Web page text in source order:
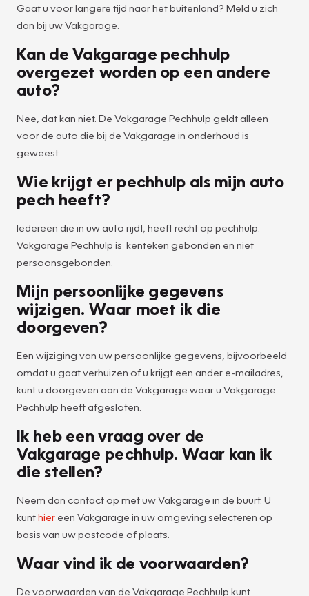
Gaat u voor langere tijd naar het buitenland? Meld u zich
dan bij uw Vakgarage.
Kan de Vakgarage pechhulp
overgezet worden op een andere
auto?
Nee, dat kan niet. De Vakgarage Pechhulp geldt alleen
voor de auto die bij de Vakgarage in onderhoud is
geweest.
Wie krijgt er pechhulp als mijn auto
pech heeft?
Iedereen die in uw auto rijdt, heeft recht op pechhulp.
Vakgarage Pechhulp is kenteken gebonden en niet
persoonsgebonden.
Mijn persoonlijke gegevens
wijzigen. Waar moet ik die
doorgeven?
Een wijziging van uw persoonlijke gegevens, bijvoorbeeld
omdat u gaat verhuizen of u krijgt een ander e-mailadres,
kunt u doorgeven aan de Vakgarage waar u Vakgarage
Pechhulp heeft afgesloten.
Ik heb een vraag over de
Vakgarage pechhulp. Waar kan ik
die stellen?
Neem dan contact op met uw Vakgarage in de buurt. U
kunthier een Vakgarage in uw omgeving selecteren op
basis van uw postcode of plaats.
Waar vind ik de voorwaarden?
De voorwaarden van de Vakgarage Pechhulp kunt